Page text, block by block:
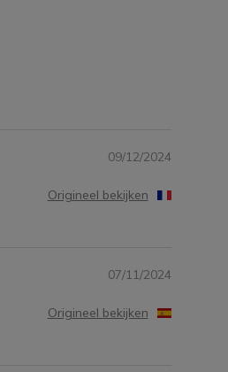
09/12/2024
Origineel bekijken
07/11/2024
Origineel bekijken